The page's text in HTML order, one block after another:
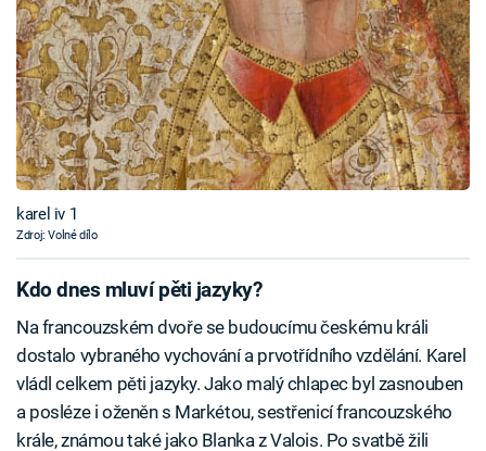
karel iv 1
Zdroj: Volné dílo
Kdo dnes mluví pěti jazyky?
Na francouzském dvoře se budoucímu českému králi
dostalo vybraného vychování a prvotřídního vzdělání. Karel
vládl celkem pěti jazyky. Jako malý chlapec byl zasnouben
a posléze i oženěn s Markétou, sestřenicí francouzského
krále, známou také jako Blanka z Valois. Po svatbě žili